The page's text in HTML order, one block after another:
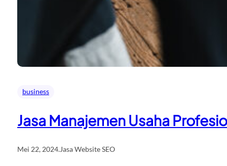
business
Jasa Manajemen Usaha
Mei 22, 2024.Jasa Website SEO